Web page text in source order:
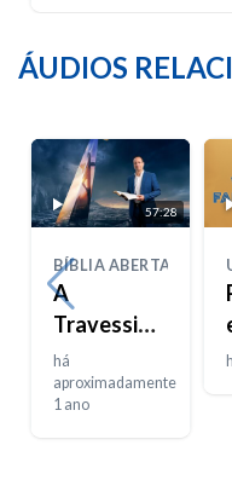
ÁUDIOS
57:28
BÍBLIA ABERTA
A
Travessia
do Mar
Vermelho
há
aproximadamente
1 ano